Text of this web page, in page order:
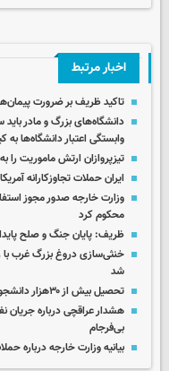
اخبار مرتبط
تاکید ظریف بر ضرورت
دانشگاه‌های بزرگ و مادر
وابستگی اعتبار دانشگاه‌ها
تیزپروازان ارتش ماموریت را
ایران حملات تجاوزکارانه
وزارت خارجه صدور مجوز
محکوم کرد
ظریف:‌ پایان جنگ و صلح
شد
تحصیل بیش از ۳۰هزار دانشجوی ایرانی در دانشگاه های ترکیه
هشدار عراقچی درباره جریان
بی‌فرجام
بیانیه وزارت خارجه درباره